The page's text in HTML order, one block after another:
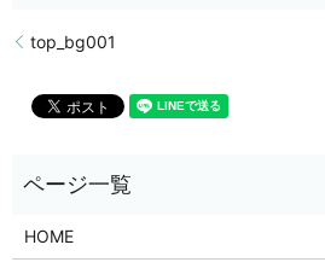
top_bg001
HOME